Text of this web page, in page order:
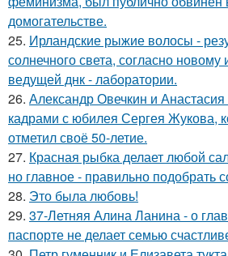
домогательстве.
25. Ирландские рыжие волосы -
солнечного света, согласно
ведущей днк - лаборатории.
26. Александр Овечкин и
кадрами с юбилея Сергея Жукова,
отметил своё 50-летие.
27. Красная рыбка делает любой
но главное - правильно подобрать
28. Это была любовь!
29. 37-Летняя Алина Ланина - о
паспорте не делает семью